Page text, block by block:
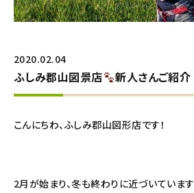
2020.02.04
ふしみ郡山図景店 新人さんご紹介
こんにちわ、ふしみ郡山図形店です！
2月が始まり、冬も終わりに近づいています